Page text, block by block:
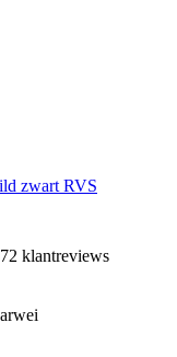
zwart RVS
klantreviews